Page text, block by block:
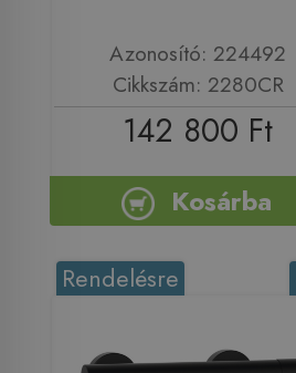
Azonosító: 224492
Cikkszám: 2280CR
142 800 Ft
Kosárba
Rendelésre